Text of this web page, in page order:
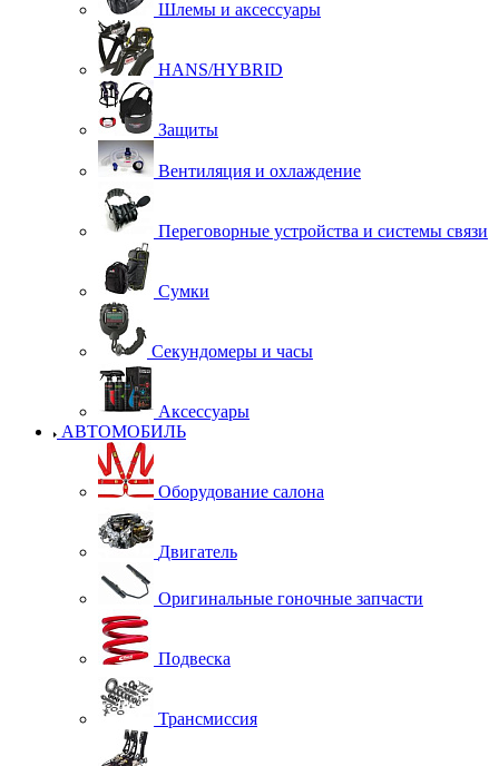
Шлемы и аксессуары
HANS/HYBRID
Защиты
Вентиляция и охлаждение
Переговорные устройства и системы связи
Сумки
Секундомеры и часы
Аксессуары
АВТОМОБИЛЬ
Оборудование салона
Двигатель
Оригинальные гоночные запчасти
Подвеска
Трансмиссия